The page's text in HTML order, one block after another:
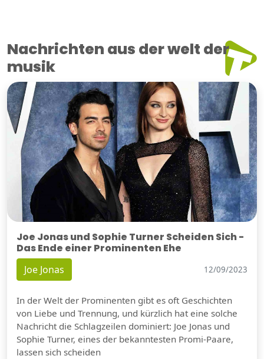
Nachrichten aus der welt der
musik
Joe Jonas und Sophie Turner Scheiden Sich -
Das Ende einer Prominenten Ehe
Joe Jonas 12/09/2023
In der Welt der Prominenten gibt es oft Geschichten
von Liebe und Trennung, und kürzlich hat eine solche
Nachricht die Schlagzeilen dominiert: Joe Jonas und
Sophie Turner, eines der bekanntesten Promi-Paare,
lassen sich scheiden